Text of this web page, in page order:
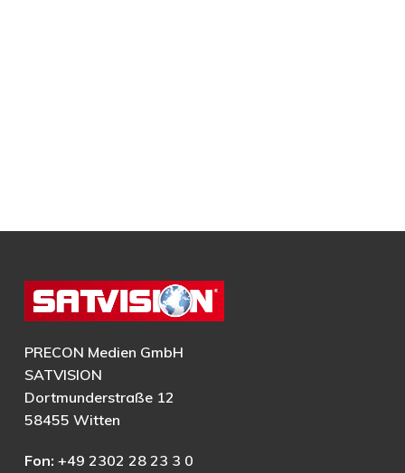
PRECON Medien GmbH
SATVISION
Dortmunderstraße 12
58455 Witten
Fon: +49 2302 28 23 3 0